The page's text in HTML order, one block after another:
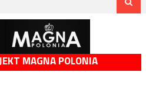
MAGNA POLONIA